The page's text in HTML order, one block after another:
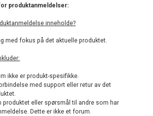
produktanmeldelser:
inneholde?
med fokus på det aktuelle produktet.
ikke er produkt-spesifikke.
med support eller retur av det
produktet eller spørsmål til andre som har
Dette er ikke et forum.